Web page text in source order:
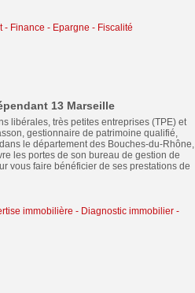
- Finance - Epargne - Fiscalité
13 Marseille
libérales, très petites entreprises (TPE) et
gestionnaire de patrimoine qualifié,
le département des Bouches-du-Rhône,
les portes de son bureau de gestion de
vous faire bénéficier de ses prestations de
immobilière - Diagnostic immobilier-